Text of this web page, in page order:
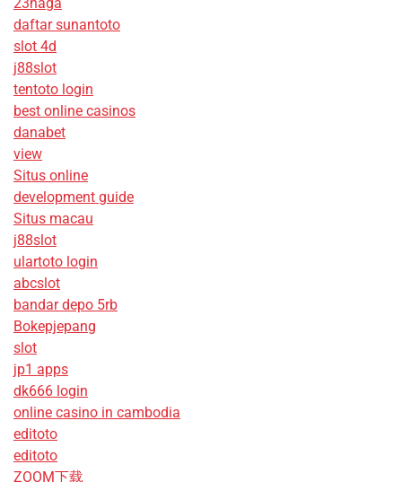
23naga
daftar sunantoto
slot 4d
j88slot
tentoto login
best online casinos
danabet
view
Situs online
development guide
Situs macau
j88slot
ulartoto login
abcslot
bandar depo 5rb
Bokepjepang
slot
jp1 apps
dk666 login
online casino in cambodia
editoto
editoto
ZOOM下载